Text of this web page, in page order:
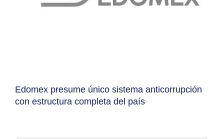
Edomex presume único sistema anticorrupción
con estructura completa del país